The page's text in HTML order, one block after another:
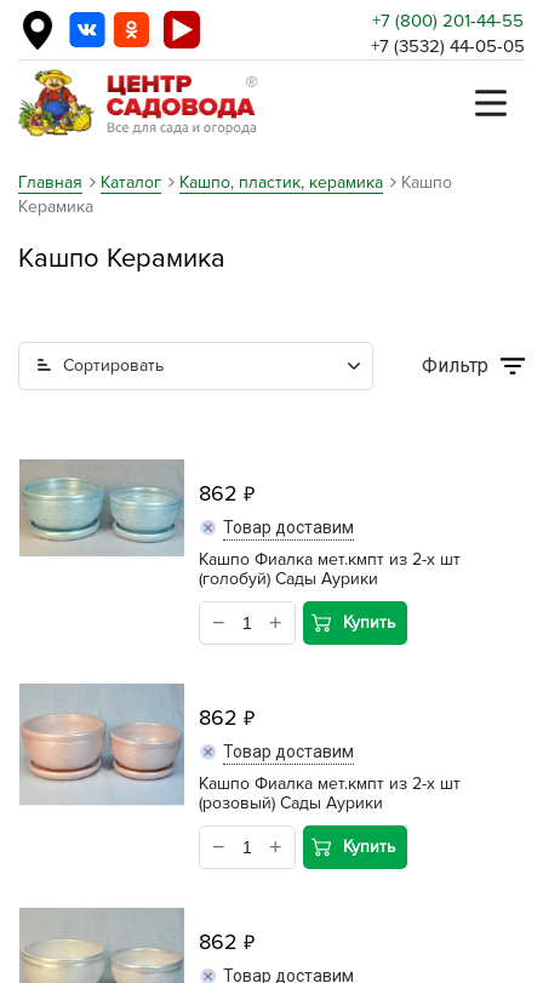
+7 (800) 201-44-55
+7 (3532) 44-05-05
Главная Каталог Кашпо, пластик, керамика
Кашпо
Керамика
Кашпо Керамика
Сортировать Фильтр
862
Товар доставим
Кашпо Фиалка мет.кмпт из 2-х шт
(голобуй) Сады Аурики
Купить
862
Товар доставим
Кашпо Фиалка мет.кмпт из 2-х шт
(розовый) Сады Аурики
Купить
862
Товар доставим